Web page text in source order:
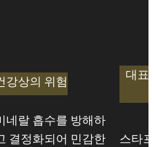
강상의 위험 대표
네랄 흡수를 방해하
결정화되어 민감한
스타